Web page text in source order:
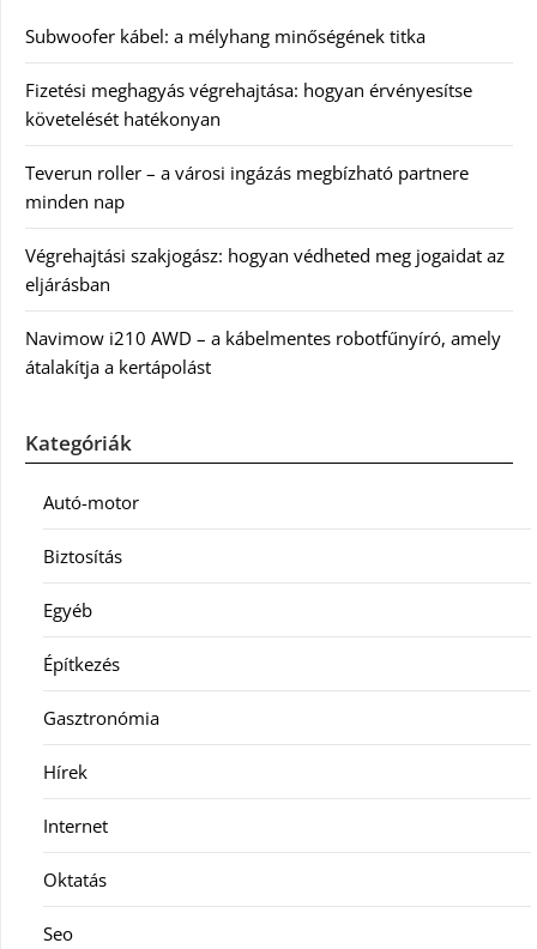
Subwoofer kábel: a mélyhang minőségének titka
Fizetési meghagyás végrehajtása: hogyan érvényesítse
követelését hatékonyan
Teverun roller – a városi ingázás megbízható partnere
minden nap
Végrehajtási szakjogász: hogyan védheted meg jogaidat az
eljárásban
Navimow i210 AWD – a kábelmentes robotfűnyíró, amely
átalakítja a kertápolást
Kategóriák
Autó-motor
Biztosítás
Egyéb
Építkezés
Gasztronómia
Hírek
Internet
Oktatás
Seo